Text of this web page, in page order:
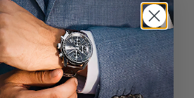
Uhren
Damen
Herren